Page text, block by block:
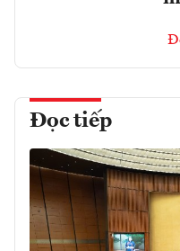
Đọc tiếp